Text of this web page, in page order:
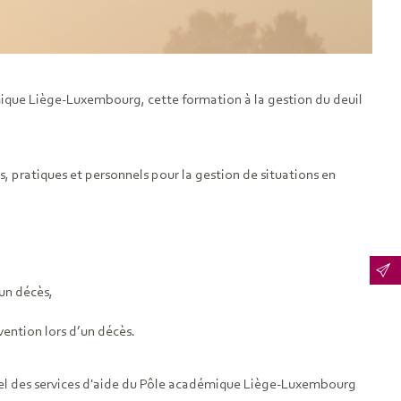
Liège-Luxembourg, cette formation à la gestion du deuil
et personnels pour la gestion de situations en
décès,
lors d’un décès.
services d'aide du Pôle académique Liège-Luxembourg